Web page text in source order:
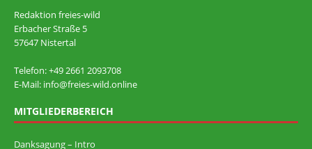
Redaktion freies-wild
Erbacher Straße 5
57647 Nistertal
Telefon: +49 ‭2661 2093708
E-Mail: info@freies-wild.online
MITGLIEDERBEREICH
Danksagung – Intro